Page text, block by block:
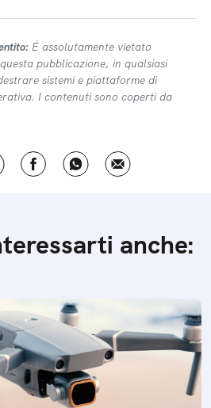
É assolutamente vietato
pubblicazione, in qualsiasi
sistemi e piattaforme di
I contenuti sono coperti da
anche: